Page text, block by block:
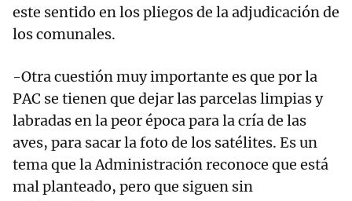
este sentido en los pliegos de la adjudicación de
los comunales.
-Otra cuestión muy importante es que por la
PAC se tienen que dejar las parcelas limpias y
labradas en la peor época para la cría de las
aves, para sacar la foto de los satélites. Es un
tema que la Administración reconoce que está
mal planteado, pero que siguen sin